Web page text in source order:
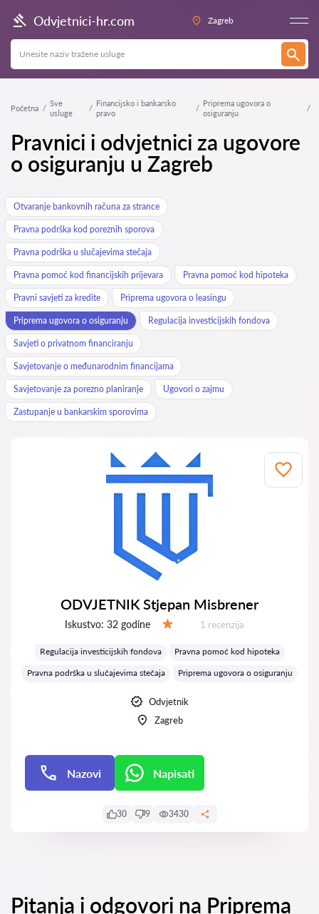
Odvjetnici-hr.com Zagreb
Početna
Sve
usluge
Financijsko i bankarsko
pravo
Priprema ugovora o
osiguranju
Pravnici i odvjetnici za ugovore
o osiguranju u Zagreb
Otvaranje bankovnih računa za strance
Pravna podrška kod poreznih sporova
Pravna podrška u slučajevima stečaja
Pravna pomoć kod financijskih prijevara Pravna pomoć kod hipoteka
Pravni savjeti za kredite Priprema ugovora o leasingu
Priprema ugovora o osiguranju Regulacija investicijskih fondova
Savjeti o privatnom financiranju
Savjetovanje o međunarodnim financijama
Savjetovanje za porezno planiranje Ugovori o zajmu
Zastupanje u bankarskim sporovima
ODVJETNIK Stjepan Misbrener
Iskustvo: 32 godine Recenzija:
1 recenzija
Regulacija investicijskih fondova
Pravna pomoć kod hipoteka
Pravna podrška u slučajevima stečaja
Priprema ugovora o osiguranju
Odvjetnik
Zagreb
Nazovi Napisati
30 9 3430
Pitanja i odgovori na Priprema